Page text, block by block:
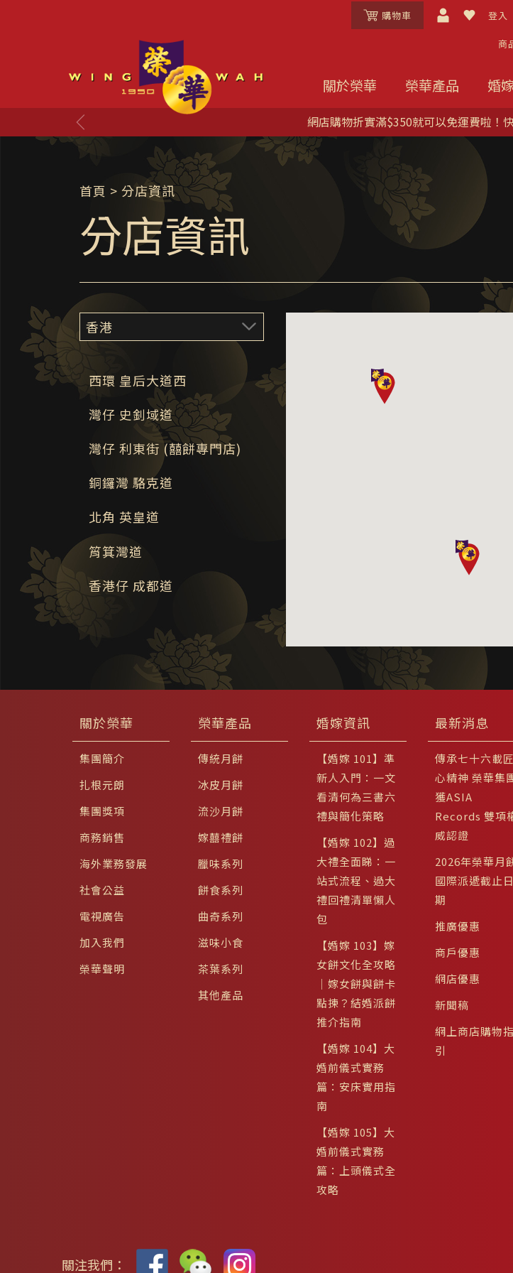
登入
購物車
商
關於榮華 榮華產品 婚
網店購物折實滿$350就可以免運費啦！
首頁 > 分店資訊
分店資訊
西環 皇后大道西
灣仔 史釗域道
灣仔 利東街 (囍餅專門店)
銅鑼灣 駱克道
北角 英皇道
筲箕灣道
香港仔 成都道
關於榮華
集團簡介
扎根元朗
集團獎項
商務銷售
海外業務發展
社會公益
電視廣告
加入我們
榮華聲明
榮華產品
傳統月餅
冰皮月餅
流沙月餅
嫁囍禮餅
臘味系列
餅食系列
曲奇系列
滋味小食
茶葉系列
其他產品
婚嫁資訊
【婚嫁 101】準
新人入門：一文
看清何為三書六
禮與簡化策略
【婚嫁 102】過
大禮全面睇：一
站式流程、過大
禮回禮清單懶人
包
【婚嫁 103】嫁
女餅文化全攻略
｜嫁女餅與餅卡
點揀？結婚派餅
推介指南
【婚嫁 104】大
婚前儀式實務
篇：安床實用指
南
【婚嫁 105】大
婚前儀式實務
篇：上頭儀式全
攻略
最新消息
傳承七十六載匠
心精神 榮華集
獲ASIA
Records 雙項
威認證
2026年榮華月
國際派遞截止日
期
推廣優惠
商戶優惠
網店優惠
新聞稿
網上商店購物指
引
關注我們：